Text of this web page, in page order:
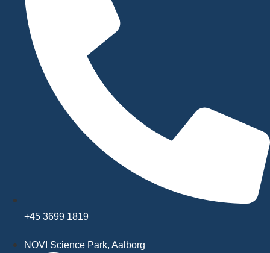
+45 3699 1819
NOVI Science Park, Aalborg